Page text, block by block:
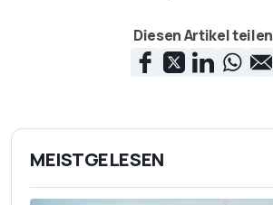
Diesen Artikel teilen
MEISTGELESEN